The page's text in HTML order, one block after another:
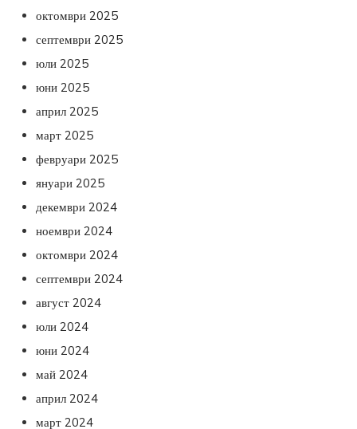
октомври 2025
септември 2025
юли 2025
юни 2025
април 2025
март 2025
февруари 2025
януари 2025
декември 2024
ноември 2024
октомври 2024
септември 2024
август 2024
юли 2024
юни 2024
май 2024
април 2024
март 2024